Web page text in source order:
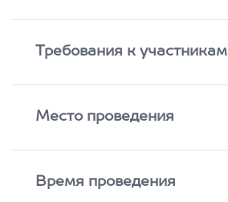
Требования к участникам
Место проведения
Время проведения